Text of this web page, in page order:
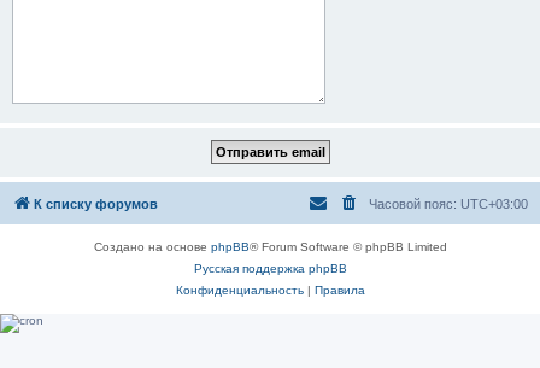
К списку форумов Часовой пояс: UTC+03:00
Создано на основе phpBB® Forum Software © phpBB Limited
Русская поддержка phpBB
Конфиденциальность| Правила